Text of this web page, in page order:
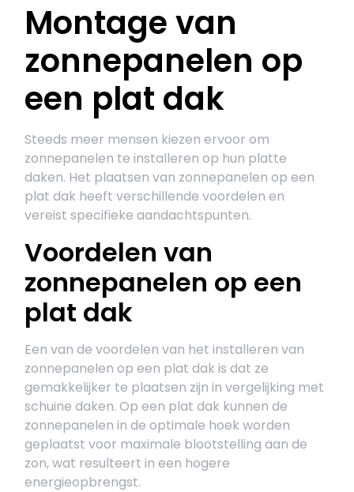
Montage van
zonnepanelen op
een plat dak
Steeds meer mensen kiezen ervoor om
zonnepanelen te installeren op hun platte
daken. Het plaatsen van zonnepanelen op een
plat dak heeft verschillende voordelen en
vereist specifieke aandachtspunten.
Voordelen van
zonnepanelen op een
plat dak
Een van de voordelen van het installeren van
zonnepanelen op een plat dak is dat ze
gemakkelijker te plaatsen zijn in vergelijking met
schuine daken. Op een plat dak kunnen de
zonnepanelen in de optimale hoek worden
geplaatst voor maximale blootstelling aan de
zon, wat resulteert in een hogere
energieopbrengst.